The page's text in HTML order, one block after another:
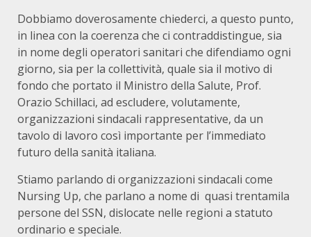
Dobbiamo doverosamente chiederci, a questo punto,
in linea con la coerenza che ci contraddistingue, sia
in nome degli operatori sanitari che difendiamo ogni
giorno, sia per la collettività, quale sia il motivo di
fondo che portato il Ministro della Salute, Prof.
Orazio Schillaci, ad escludere, volutamente,
organizzazioni sindacali rappresentative, da un
tavolo di lavoro così importante per l’immediato
futuro della sanità italiana.
Stiamo parlando di organizzazioni sindacali come
Nursing Up, che parlano a nome di quasi trentamila
persone del SSN, dislocate nelle regioni a statuto
ordinario e speciale.